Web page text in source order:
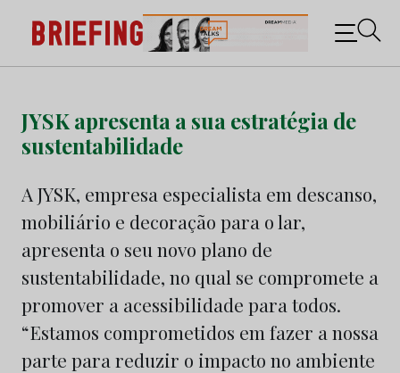
content
Briefing: Todas as notícias sobre os negócios do
Marketing e da Publicidade
JYSK apresenta a sua estratégia de
sustentabilidade
A JYSK, empresa especialista em descanso,
mobiliário e decoração para o lar,
apresenta o seu novo plano de
sustentabilidade, no qual se compromete a
promover a acessibilidade para todos.
“Estamos comprometidos em fazer a nossa
parte para reduzir o impacto no ambiente